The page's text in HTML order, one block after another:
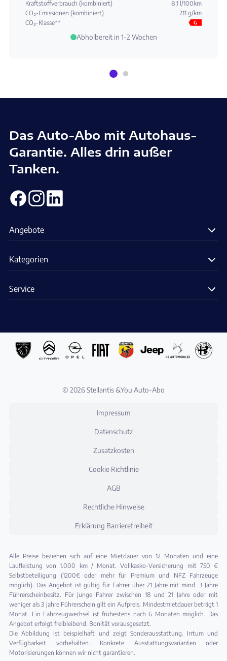
Kraftstoffverbrauch (kombiniert)
8,1 l/100km
CO₂-Emissionen (kombiniert)
211 g/km
CO₂-Klasse**
G
Abholbereit in 1-2 Wochen
Das Auto-Abo mit Autohaus-
Garantie. Alles drin außer
Tanken.
Angebote
Kategorien
Service
© 2026 Stellantis &You Auto-Abo
Impressum
Datenschutz
Zusatzkosten
Cookie Richtlinie
AGB
Rechtliche Hinweise
Erklärung Barrierefreiheit
Alle Preise beziehen sich auf eine Mietdauer von 12 Monaten und eine
Laufleistung von 1.000 km / Monat. Vollkasko-Versicherung mit 750 €
Selbstbeteiligung (1200€ oder mehr für Premium und NFZ Fahrzeuge
möglich). Das Angebot ist gültig für Fahrer über 21 Jahre mit mind. 3 Jahre
Führerscheinbesitz. Für junge Fahrer zwischen 18 und 21 Jahre oder mit
weniger als 3 Jahre Führerschein gilt ein Aufpreis. Mindestmietdauer beträgt 1
Monat. Ein Fahrzeugwechsel ist frühestens nach 6 Monaten möglich. Das
Angebot erfolgt freibleibend. Bonität vorausgesetzt.
Die Abbildung ist beispielhaft und zeigt Sonderausstattung. Irrtum und
Verfügbarkeit vorbehalten. Konkrete Ausstattungsvarianten oder
Motorisierungen können wir nicht garantieren.